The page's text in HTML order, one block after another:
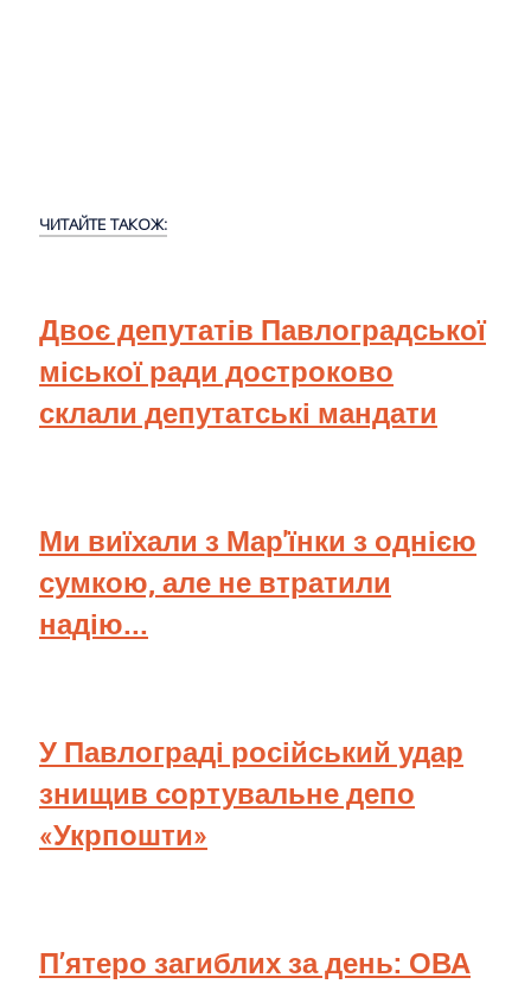
ЧИТАЙТЕ ТАКОЖ:
Двоє депутатів Павлоградської
міської ради достроково
склали депутатські мандати
Ми виїхали з Мар'їнки з однією
сумкою, але не втратили
надію...
У Павлограді російський удар
знищив сортувальне депо
«Укрпошти»
П’ятеро загиблих за день: ОВА